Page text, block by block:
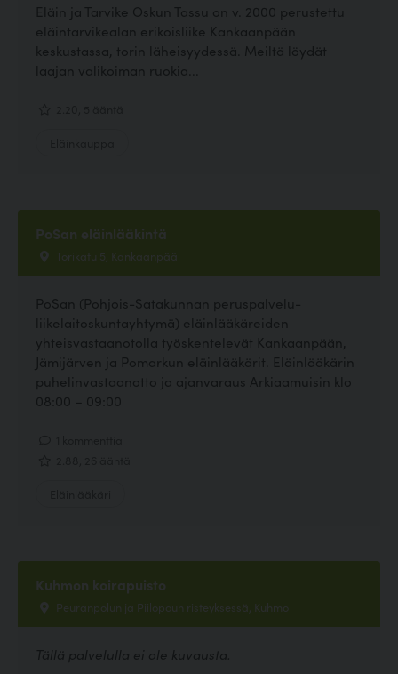
Eläin ja Tarvike Oskun Tassu on v. 2000 perustettu
eläintarvikealan erikoisliike Kankaanpään
keskustassa, torin läheisyydessä. Meiltä löydät
laajan valikoiman ruokia...
PoSan eläinlääkintä
Torikatu 5, Kankaanpää
PoSan (Pohjois-Satakunnan peruspalvelu-
liikelaitoskuntayhtymä) eläinlääkäreiden
yhteisvastaanotolla työskentelevät Kankaanpään,
Jämijärven ja Pomarkun eläinlääkärit. Eläinlääkärin
puhelinvastaanotto ja ajanvaraus Arkiaamuisin klo
08:00 – 09:00
Kuhmon koirapuisto
Peuranpolun ja Piilopoun risteyksessä, Kuhmo
Tällä palvelulla ei ole kuvausta.